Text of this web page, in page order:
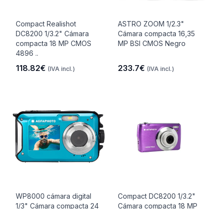
Compact Realishot
DC8200 1/3.2" Cámara
compacta 18 MP CMOS
4896 ..
118.82€ (IVA incl.)
ASTRO ZOOM 1/2.3"
Cámara compacta 16,35
MP BSI CMOS Negro
233.7€ (IVA incl.)
WP8000 cámara digital
1/3" Cámara compacta 24
Compact DC8200 1/3.2"
Cámara compacta 18 MP